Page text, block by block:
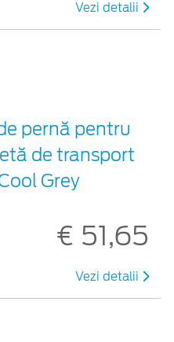
Vezi detalii
pernă pentru
de transport
Grey
€ 51,65
Vezi detalii